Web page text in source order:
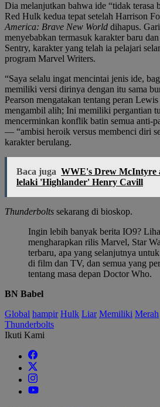
Dia melanjutkan bahwa ide “tidak terasa
Red Hulk kedua tepat setelah Harrison
America: Brave New World dihapus.
menyebabkan termasuk karakter baru
Sentry, karakter yang telah ia pelajari
program Marvel Writers.
“Saya selalu ingat mencintai jenis ide,
memiliki versi dirinya dengan itu sama
Pearson mengatakan tentang peran
mengambil alih; Ini memiliki pergantian
mencerminkan konflik batin semua anti-
— “ambisi heroik versus membenci diri
karakter berulang.
Baca juga WWE's Drew McIntyre
lelaki 'Highlander' Henry Cavill
Thunderbolts sekarang di bioskop.
Ingin lebih banyak berita IO9?
mengharapkan rilis Marvel, Star
terbaru, apa yang selanjutnya
di film dan TV, dan semua yang
tentang masa depan Doctor Who.
BN Babel
Global hampir Hulk Liar Memiliki Merah
Thunderbolts
Ikuti Kami